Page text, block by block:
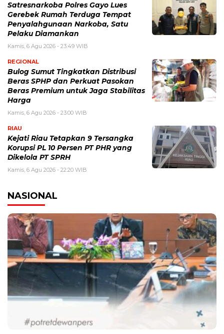
Satresnarkoba Polres Gayo Lues
Gerebek Rumah Terduga Tempat
Penyalahgunaan Narkoba, Satu
Pelaku Diamankan
Kamis, 6 Agu 2026 - 23:49 WIB
REGIONAL
Bulog Sumut Tingkatkan Distribusi
Beras SPHP dan Perkuat Pasokan
Beras Premium untuk Jaga Stabilitas
Harga
Kamis, 6 Agu 2026 - 23:00 WIB
RIAU
Kejati Riau Tetapkan 9 Tersangka
Korupsi PL 10 Persen PT PHR yang
Dikelola PT SPRH
Kamis, 6 Agu 2026 - 22:20 WIB
NASIONAL